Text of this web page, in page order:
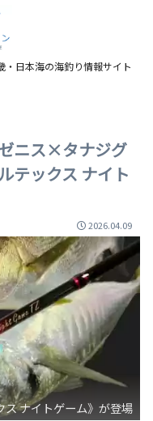
日本海の海釣り情報サイト
ニス×タナジグ
テックス ナイト
2026.04.09
ナイトゲーム》が登場